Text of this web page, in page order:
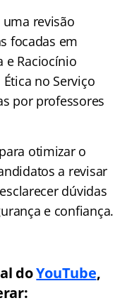
revisão
focadas em
e Raciocínio
no Serviço
por professores
otimizar o
a revisar
dúvidas
e confiança.
doYouTube,